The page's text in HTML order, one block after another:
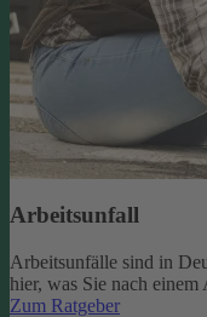
Arbeitsunfall
Arbeitsunfälle sind in
hier, was Sie nach
Zum Ratgeber